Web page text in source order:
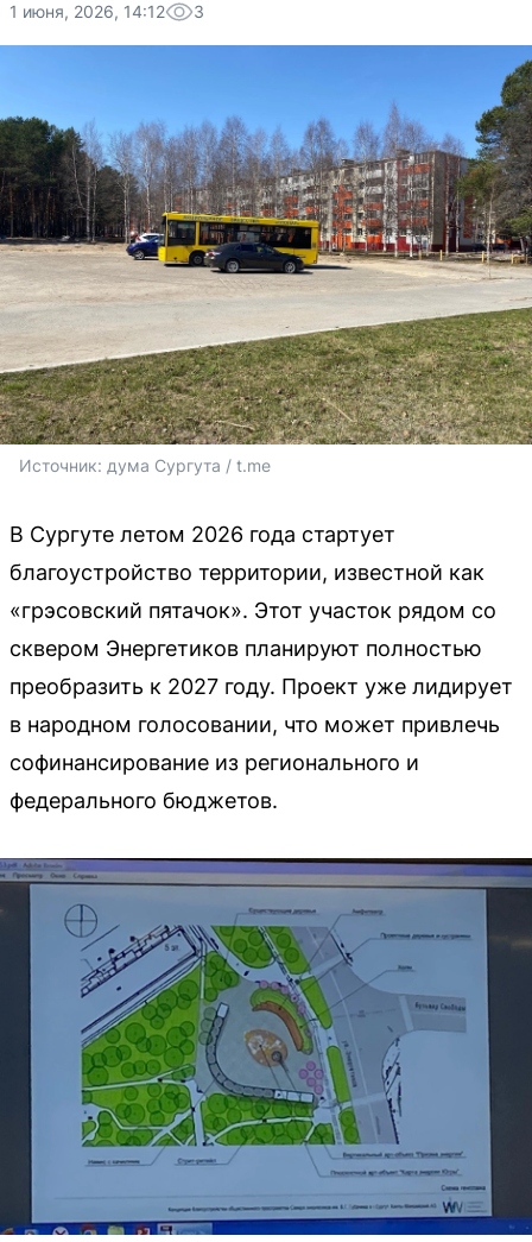
1 июня, 2026, 14:12 3
Источник: дума Сургута / t.me
В Сургуте летом 2026 года стартует
благоустройство территории, известной как
«грэсовский пятачок». Этот участок рядом со
сквером Энергетиков планируют полностью
преобразить к 2027 году. Проект уже лидирует
в народном голосовании, что может привлечь
софинансирование из регионального и
федерального бюджетов.